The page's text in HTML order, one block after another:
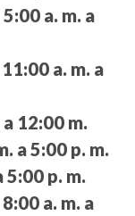
5:00 a. m. a
11:00 a. m. a
12:00 m.
a 5:00 p. m.
5:00 p. m.
8:00 a. m. a